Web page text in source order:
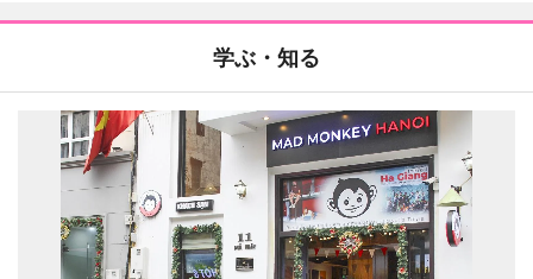
学ぶ・知る